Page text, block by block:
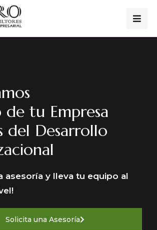
tu Empresa
del Desarrollo
asesoría y lleva tu equipo al
Solicita una Asesoría